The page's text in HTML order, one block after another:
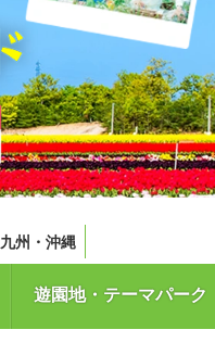
九州・沖縄
遊園地・テーマパーク